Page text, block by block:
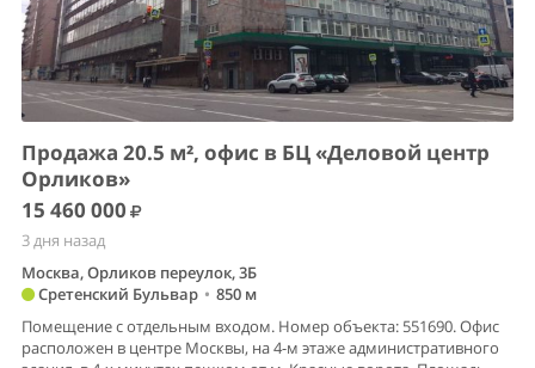
Продажа 20.5 м², офис в БЦ «Деловой центр
Орликов»
15 460 000
3 дня назад
Москва, Орликов переулок, 3Б
Сретенский Бульвар • 850 м
Помещение с отдельным входом. Номер объекта: 551690. Офис
расположен в центре Москвы, на 4-м этаже административного